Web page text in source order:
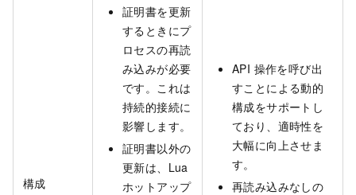
構成
証明書を更新
するときにプ
ロセスの再読
み込みが必要
です。これは
持続的接続に
影響します。
証明書以外の
更新は、Lua
ホットアップ
API 操作を呼び出
すことによる動的
構成をサポートし
ており、適時性を
大幅に向上させま
す。
再読み込みなしの